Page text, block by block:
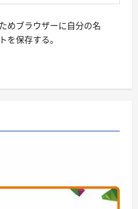
めブラウザーに自分の名
を保存する。